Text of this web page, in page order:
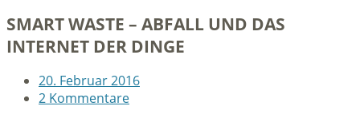
SMART WASTE – ABFALL UND DAS
INTERNET DER DINGE
20. Februar 2016
2 Kommentare